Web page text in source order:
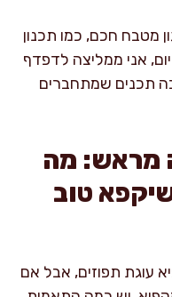
מטבח חכם, כמו תכנון
אני ממליצה לדפדף
תכנים שמתחברים
מראש: מה
טוב
עוגת תפוזים, אבל אם